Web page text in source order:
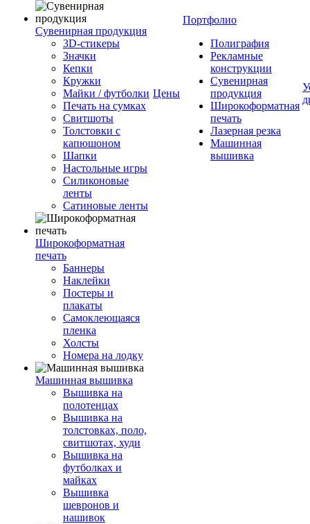
Сувенирная продукция
3D-стикеры
Значки
Кепки
Кружки
Майки / футболки
Печать на сумках
Свитшоты
Толстовки с
капюшоном
Шапки
Настольные игры
Силиконовые
ленты
Сатиновые ленты
Широкоформатная
печать
Баннеры
Наклейки
Постеры и
плакаты
Самоклеющаяся
пленка
Холсты
Номера на лодку
Машинная вышивка
Вышивка на
полотенцах
Вышивка на
толстовках, поло,
свитшотах, худи
Вышивка на
футболках и
майках
Вышивка
шевронов и
нашивок
Цены
Портфолио
Полиграфия
Рекламные
конструкции
Сувенирная
продукция
Широкоформатная
печать
Лазерная резка
Машинная
вышивка